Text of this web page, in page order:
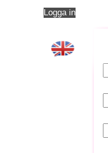
Logga in